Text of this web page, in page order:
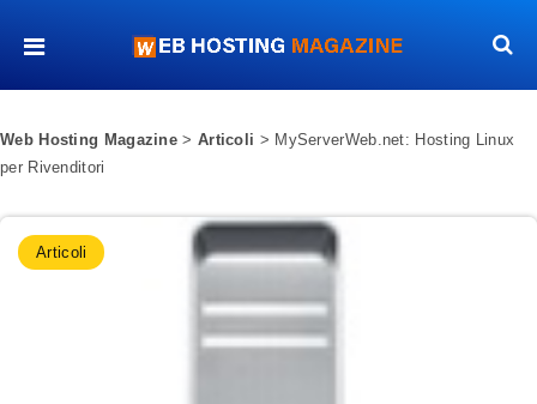
Web Hosting Magazine > Articoli > MyServerWeb.net: Hosting Linux
per Rivenditori
Articoli